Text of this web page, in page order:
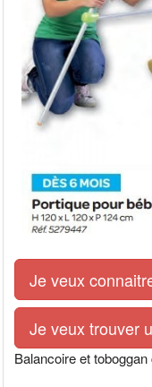
Je veux
Je veux trouver
Balancoire et